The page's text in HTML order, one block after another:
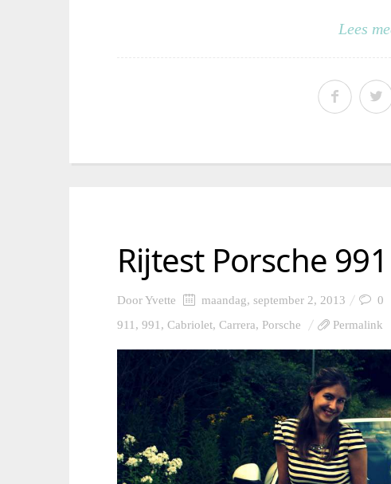
Lees
Rijtest Porsche
DoorYvette maandag, september 2, 2013 0
911, 991, Cabriolet, Carrera, Porsche Permalink